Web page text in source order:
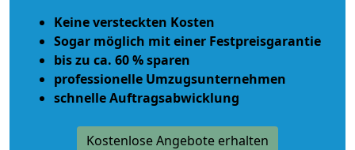
Keine versteckten Kosten
Sogar möglich mit einer Festpreisgarantie
bis zu ca. 60 % sparen
professionelle Umzugsunternehmen
schnelle Auftragsabwicklung
Kostenlose Angebote erhalten